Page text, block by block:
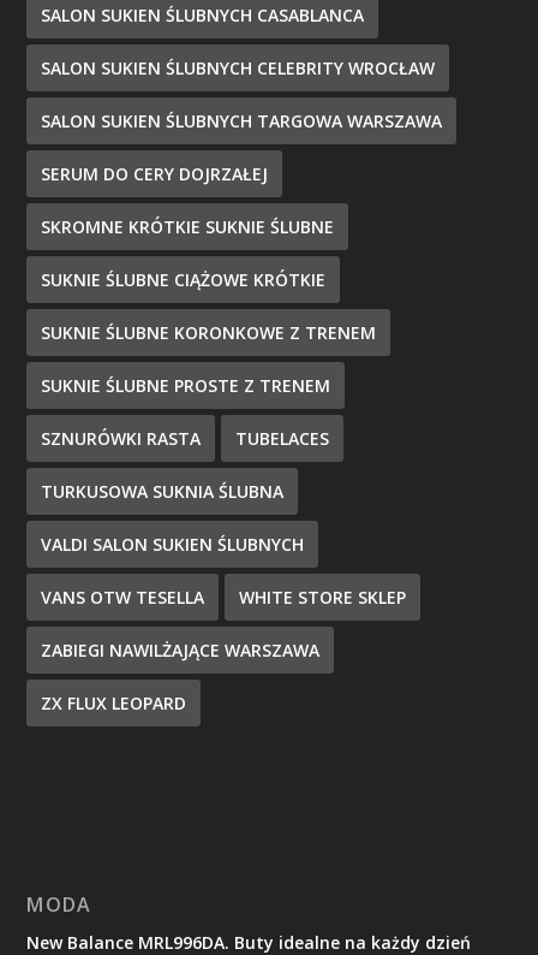
SALON SUKIEN ŚLUBNYCH CASABLANCA
SALON SUKIEN ŚLUBNYCH CELEBRITY WROCŁAW
SALON SUKIEN ŚLUBNYCH TARGOWA WARSZAWA
SERUM DO CERY DOJRZAŁEJ
SKROMNE KRÓTKIE SUKNIE ŚLUBNE
SUKNIE ŚLUBNE CIĄŻOWE KRÓTKIE
SUKNIE ŚLUBNE KORONKOWE Z TRENEM
SUKNIE ŚLUBNE PROSTE Z TRENEM
SZNURÓWKI RASTA TUBELACES
TURKUSOWA SUKNIA ŚLUBNA
VALDI SALON SUKIEN ŚLUBNYCH
VANS OTW TESELLA WHITE STORE SKLEP
ZABIEGI NAWILŻAJĄCE WARSZAWA
ZX FLUX LEOPARD
MODA
New Balance MRL996DA. Buty idealne na każdy dzień